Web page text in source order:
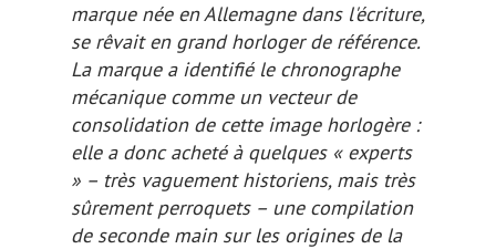
marque née en Allemagne dans l'écriture,
se rêvait en grand horloger de référence.
La marque a identifié le chronographe
mécanique comme un vecteur de
consolidation de cette image horlogère :
elle a donc acheté à quelques « experts
» – très vaguement historiens, mais très
sûrement perroquets – une compilation
de seconde main sur les origines de la